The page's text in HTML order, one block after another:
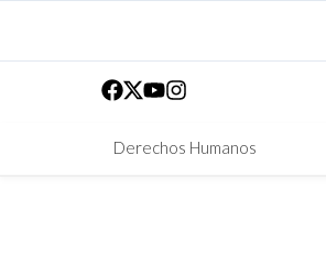
Derechos Humanos